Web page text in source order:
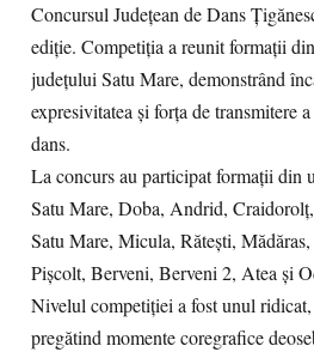
Concursul Județean de Dans
ediție. Competiția a reunit formații
județului Satu Mare, demonstrând
expresivitatea și forța de transmitere
dans.
La concurs au participat formații din
Satu Mare, Doba, Andrid,
Satu Mare, Micula, Rătești,
Pișcolt, Berveni, Berveni 2, Atea și
Nivelul competiției a fost unul
pregătind momente coregrafice